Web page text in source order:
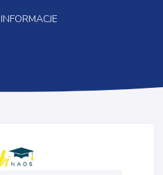
INFORMACJE